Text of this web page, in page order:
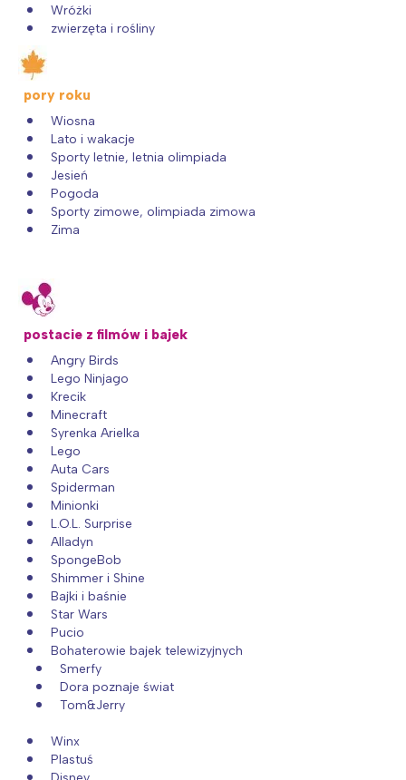
Wróżki
zwierzęta i rośliny
pory roku
Wiosna
Lato i wakacje
Sporty letnie, letnia olimpiada
Jesień
Pogoda
Sporty zimowe, olimpiada zimowa
Zima
postacie z filmów i bajek
Angry Birds
Lego Ninjago
Krecik
Minecraft
Syrenka Arielka
Lego
Auta Cars
Spiderman
Minionki
L.O.L. Surprise
Alladyn
SpongeBob
Shimmer i Shine
Bajki i baśnie
Star Wars
Pucio
Bohaterowie bajek telewizyjnych
Smerfy
Dora poznaje świat
Tom&Jerry
Winx
Plastuś